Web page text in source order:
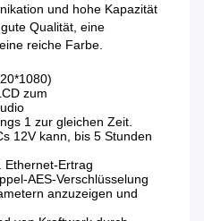
und hohe Kapazität
Qualität, eine
reiche Farbe.
zum
1 zur gleichen Zeit.
12V kann, bis 5 Stunden
Ethernet-Ertrag
AES-Verschlüsselung
anzuzeigen und